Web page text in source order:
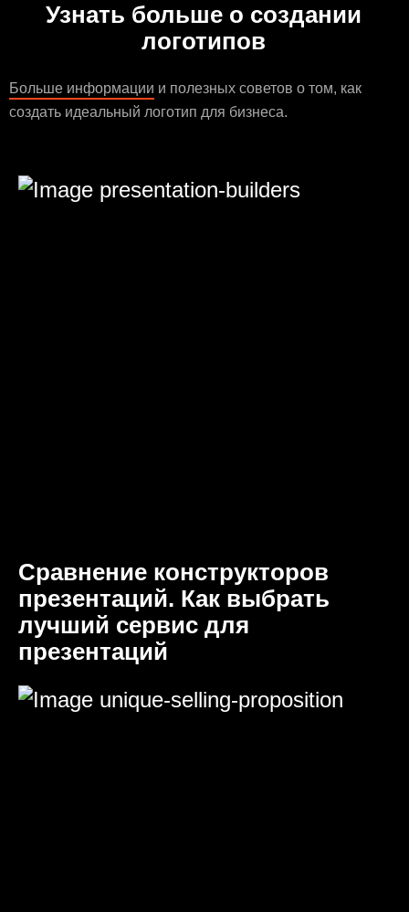
Узнать больше о создании
логотипов
Больше информации и полезных советов о том, как
создать идеальный логотип для бизнеса.
Сравнение конструкторов
презентаций. Как выбрать
лучший сервис для
презентаций